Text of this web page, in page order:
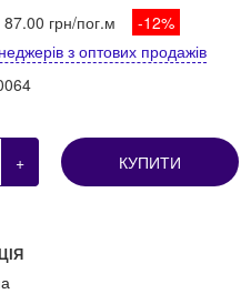
87.00 грн/пог.м
-12%
з оптових продажів
+ КУПИТИ